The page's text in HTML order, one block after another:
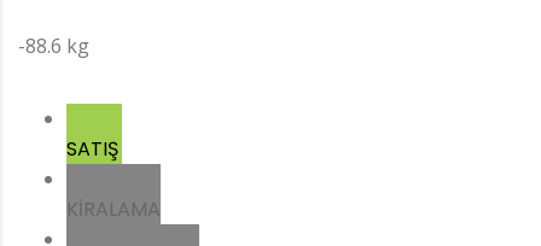
-88.6 kg
SATIŞ
KIRALAMA